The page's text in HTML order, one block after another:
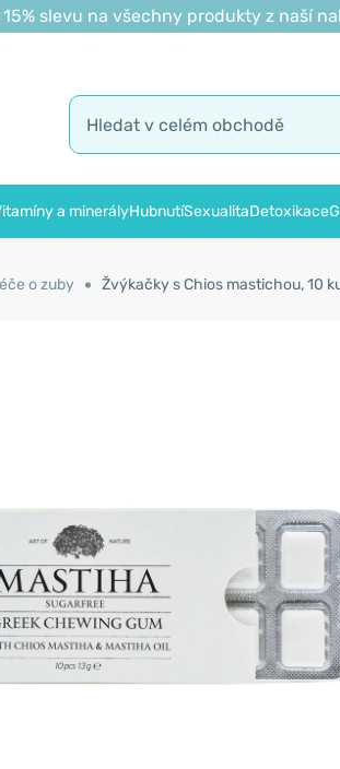
15% slevu na všechny produkty z naší
a minerályHubnutíSexualitaDetoxikace
o zuby Žvýkačky s Chios mastichou, 10